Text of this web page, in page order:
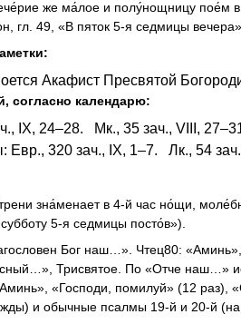
же ма́лое и полу́нощницу пое́м
гл. 49, «В пяток 5-я седмицы
Акафист Пресвятой
согласно календарю:
IX, 24–28. Мк., 35 зач., VIII,
Евр., 320 зач., IX, 1–7. Лк., 54
зна́менает в 4-й час но́щи,
5-я седмицы посто́в»).
Бог наш…». Чтец80:
Трисвятое. По «Отче наш…»
«Господи, помилуй» (12 раз),
и обычные псалмы 19-й и 20-й (на